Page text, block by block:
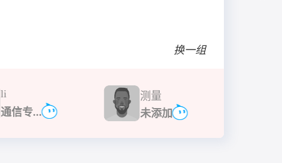
换一组
li
通信专...
测量
未添加